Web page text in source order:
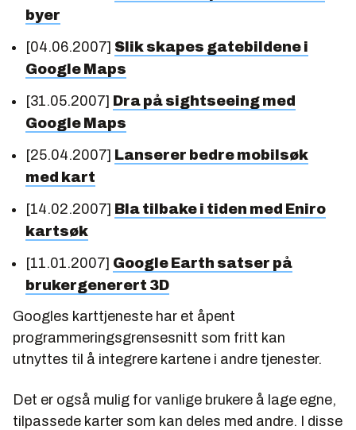
byer
[04.06.2007] Slik skapes gatebildene i
Google Maps
[31.05.2007] Dra på sightseeing med
Google Maps
[25.04.2007] Lanserer bedre mobilsøk
med kart
[14.02.2007] Bla tilbake i tiden med Eniro
kartsøk
[11.01.2007] Google Earth satser på
brukergenerert 3D
Googles karttjeneste har et åpent
programmeringsgrensesnitt som fritt kan
utnyttes til å integrere kartene i andre tjenester.
Det er også mulig for vanlige brukere å lage egne,
tilpassede karter som kan deles med andre. I disse